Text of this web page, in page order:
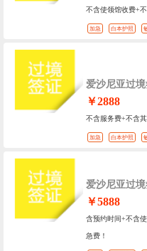
不含使领馆收费+
加急 白本护照
爱沙尼亚过境
￥2888
不含服务费+不含
加急 白本护照
爱沙尼亚过境
￥5888
含预约时间+不含
急费！